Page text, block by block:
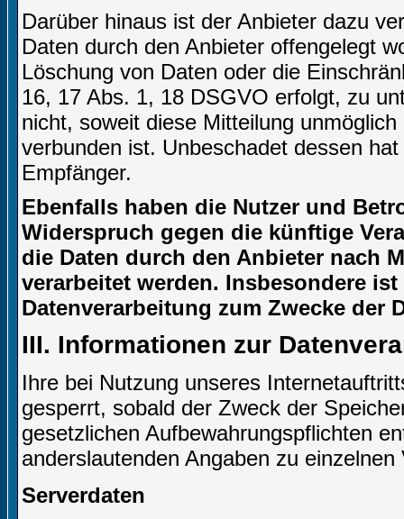
Darüber hinaus ist der Anbieter dazu
Daten durch den Anbieter offengelegt
Löschung von Daten oder die
16, 17 Abs. 1, 18 DSGVO erfolgt, zu
nicht, soweit diese Mitteilung
verbunden ist. Unbeschadet dessen
Empfänger.
Ebenfalls haben die Nutzer und
Widerspruch gegen die künftige
die Daten durch den Anbieter nach
verarbeitet werden. Insbesondere
Datenverarbeitung zum Zwecke der
III. Informationen zur
Ihre bei Nutzung unseres
gesperrt, sobald der Zweck der
gesetzlichen Aufbewahrungspflichten
anderslautenden Angaben zu
Serverdaten